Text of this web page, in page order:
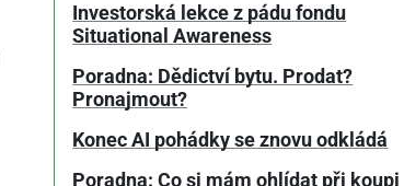
Investorská lekce z pádu fondu
Situational Awareness
Poradna: Dědictví bytu. Prodat?
Pronajmout?
Konec AI pohádky se znovu odkládá
Poradna: Co si mám ohlídat při koupi